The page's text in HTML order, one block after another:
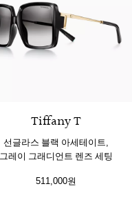
Tiffany T
선글라스 블랙 아세테이트,
그레이 그래디언트 렌즈 세팅
511,000원